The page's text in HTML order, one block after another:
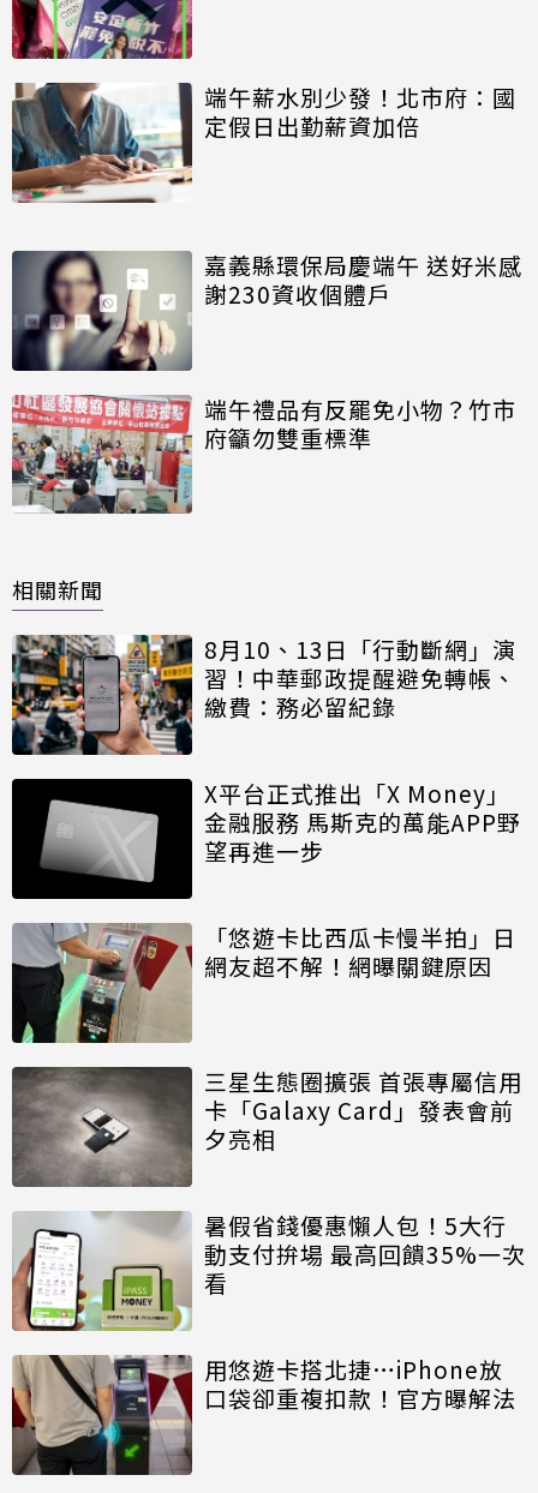
端午薪水別少發！北市府：國
定假日出勤薪資加倍
嘉義縣環保局慶端午 送好米感
謝230資收個體戶
端午禮品有反罷免小物？竹市
府籲勿雙重標準
相關新聞
8月10、13日「行動斷網」演
習！中華郵政提醒避免轉帳、
繳費：務必留紀錄
X平台正式推出「X Money」
金融服務 馬斯克的萬能APP野
望再進一步
「悠遊卡比西瓜卡慢半拍」日
網友超不解！網曝關鍵原因
三星生態圈擴張 首張專屬信用
卡「Galaxy Card」發表會前
夕亮相
暑假省錢優惠懶人包！5大行
動支付拚場 最高回饋35%一次
看
用悠遊卡搭北捷…iPhone放
口袋卻重複扣款！官方曝解法